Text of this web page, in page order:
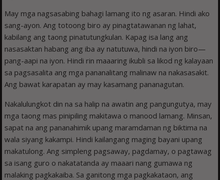
May mga nagsasabing bahagi lamang ito ng asaran. Hindi ako
sang-ayon. Ang totoong biro ay pinagtatawanan ng lahat,
kabilang ang taong pinatutungkulan. Kapag isa lang ang
nasasaktan habang ang iba ay natutuwa, hindi na iyon biro—
pang-aapi na iyon. Hindi rin maaaring ikubli sa likod ng kalayaan
sa pagsasalita ang mga pananalitang malinaw na nakasasakit.
Ang bawat karapatan ay may kasamang pananagutan.
Nakalulungkot din na sa halip na awatin ang pangungutya, may
mga taong mas pinipiling makitawa o manood lamang. Minsan,
sapat na ang pananahimik upang maramdaman ng biktima na
wala siyang kakampi. Hindi kailangang maging bayani upang
makatulong. Ang simpleng pagsaway, pagdamay, o pagtawag
sa isang guro o nakatatanda ay maaari nang gumawa ng
malaking pagkakaiba. Sa ganitong mga pagkakataon, ang